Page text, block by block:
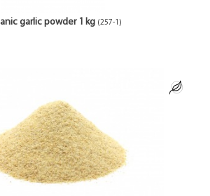
garlic powder 1 kg (257-1)